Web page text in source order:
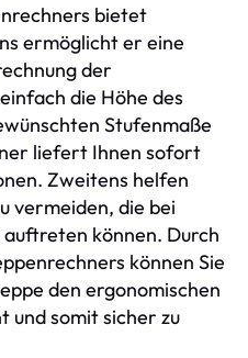
bietet
ermöglicht er eine
der
die Höhe des
Stufenmaße
liefert Ihnen sofort
Zweitens helfen
vermeiden, die bei
können. Durch
können Sie
den ergonomischen
somit sicher zu